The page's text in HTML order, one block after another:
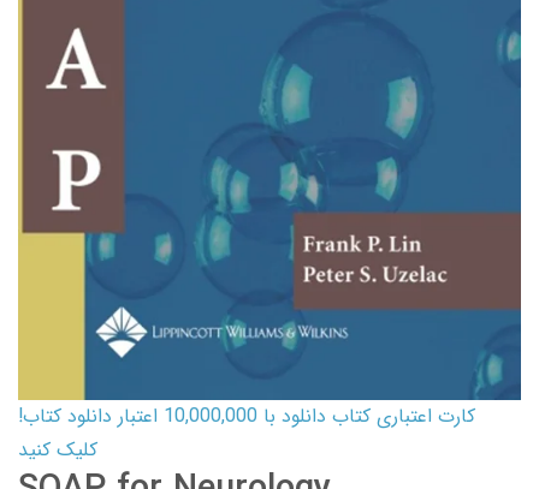
کارت اعتباری کتاب دانلود با 10,000,000 اعتبار دانلود کتاب!
کلیک کنید